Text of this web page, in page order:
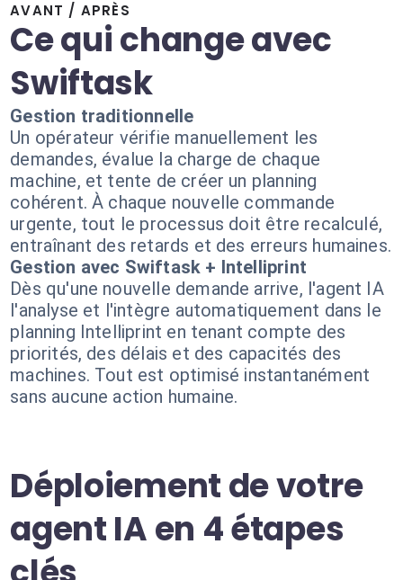
AVANT / APRÈS
Ce qui change avec
Swiftask
Gestion traditionnelle
Un opérateur vérifie manuellement les
demandes, évalue la charge de chaque
machine, et tente de créer un planning
cohérent. À chaque nouvelle commande
urgente, tout le processus doit être recalculé,
entraînant des retards et des erreurs humaines.
Gestion avec Swiftask + Intelliprint
Dès qu'une nouvelle demande arrive, l'agent IA
l'analyse et l'intègre automatiquement dans le
planning Intelliprint en tenant compte des
priorités, des délais et des capacités des
machines. Tout est optimisé instantanément
sans aucune action humaine.
Déploiement de votre
agent IA en 4 étapes